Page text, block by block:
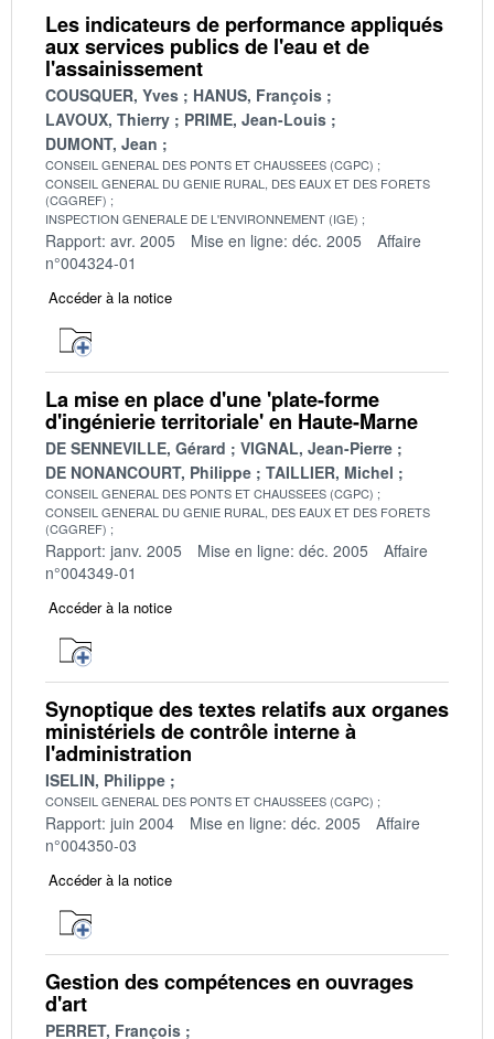
Les indicateurs de performance appliqués
aux services publics de l'eau et de
l'assainissement
COUSQUER, Yves
HANUS, François
LAVOUX, Thierry
PRIME, Jean-Louis
DUMONT, Jean
CONSEIL GENERAL DES PONTS ET CHAUSSEES (CGPC)
CONSEIL GENERAL DU GENIE RURAL, DES EAUX ET DES FORETS
(CGGREF)
INSPECTION GENERALE DE L'ENVIRONNEMENT (IGE)
Rapport: avr. 2005 Mise en ligne: déc. 2005
Affaire
n°004324-01
Accéder à la notice
La mise en place d'une 'plate-forme
d'ingénierie territoriale' en Haute-Marne
DE SENNEVILLE, Gérard
VIGNAL, Jean-Pierre
DE NONANCOURT, Philippe
TAILLIER, Michel
CONSEIL GENERAL DES PONTS ET CHAUSSEES (CGPC)
CONSEIL GENERAL DU GENIE RURAL, DES EAUX ET DES FORETS
(CGGREF)
Rapport: janv. 2005 Mise en ligne: déc. 2005
Affaire
n°004349-01
Accéder à la notice
Synoptique des textes relatifs aux organes
ministériels de contrôle interne à
l'administration
ISELIN, Philippe
CONSEIL GENERAL DES PONTS ET CHAUSSEES (CGPC)
Rapport: juin 2004 Mise en ligne: déc. 2005
Affaire
n°004350-03
Accéder à la notice
Gestion des compétences en ouvrages
d'art
PERRET, François